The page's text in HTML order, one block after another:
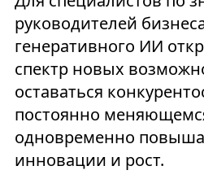
руководителей
генеративного ИИ
спектр новых
оставаться
постоянно
одновременно
инновации и рост.